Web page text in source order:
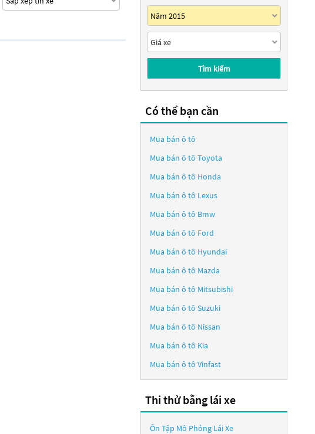
Tìm kiếm
Có thể bạn cần
Mua bán ô tô
Mua bán ô tô Toyota
Mua bán ô tô Honda
Mua bán ô tô Lexus
Mua bán ô tô Bmw
Mua bán ô tô Ford
Mua bán ô tô Hyundai
Mua bán ô tô Mazda
Mua bán ô tô Mitsubishi
Mua bán ô tô Suzuki
Mua bán ô tô Nissan
Mua bán ô tô Kia
Mua bán ô tô Vinfast
Thi thử bằng lái xe
Ôn Tập Mô Phỏng Lái Xe